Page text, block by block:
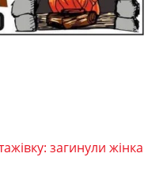
загинули жінка